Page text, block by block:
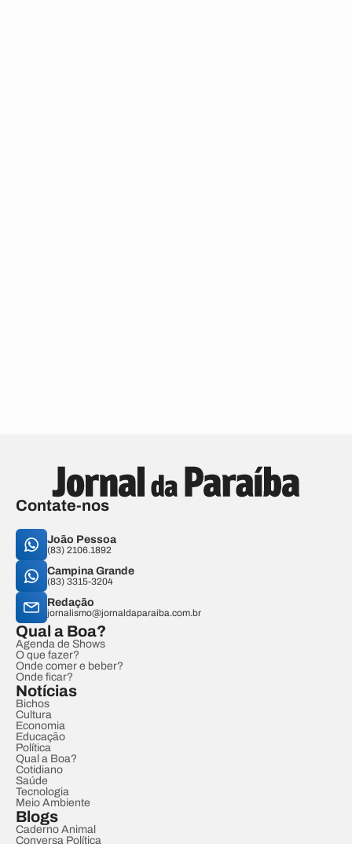
Contate-nos
João Pessoa
(83) 2106.1892
Campina Grande
(83) 3315-3204
Redação
jornalismo@jornaldaparaiba.com.br
Qual a Boa?
Agenda de Shows
O que fazer?
Onde comer e beber?
Onde ficar?
Notícias
Bichos
Cultura
Economia
Educação
Política
Qual a Boa?
Cotidiano
Saúde
Tecnologia
Meio Ambiente
Blogs
Caderno Animal
Conversa Política